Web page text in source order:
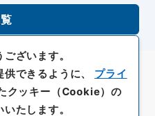
ざいます。
できるように、 プライ
クッキー（Cookie）の
たします。